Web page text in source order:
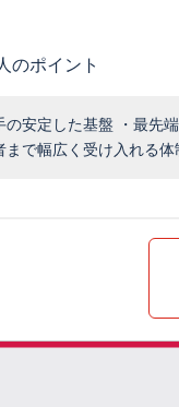
のポイント
の安定した基盤 ・最先
まで幅広く受け入れる